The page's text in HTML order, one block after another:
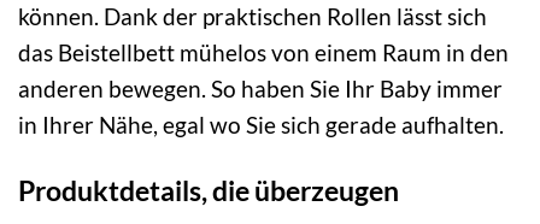
können. Dank der praktischen Rollen lässt sich
das Beistellbett mühelos von einem Raum in den
anderen bewegen. So haben Sie Ihr Baby immer
in Ihrer Nähe, egal wo Sie sich gerade aufhalten.
Produktdetails, die überzeugen